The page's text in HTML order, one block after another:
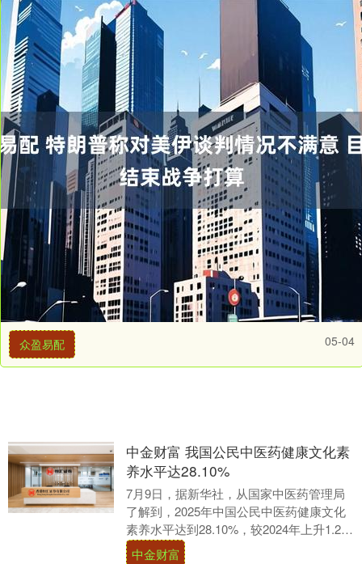
众盈易配 05-04
中金财富 我国公民中医药健康文化素
养水平达28.10%
7月9日，据新华社，从国家中医药管理局
了解到，2025年中国公民中医药健康文化
素养水平达到28.10%，较2024年上升1.25
个百分点。 中医药健康文化素养水....
中金财富